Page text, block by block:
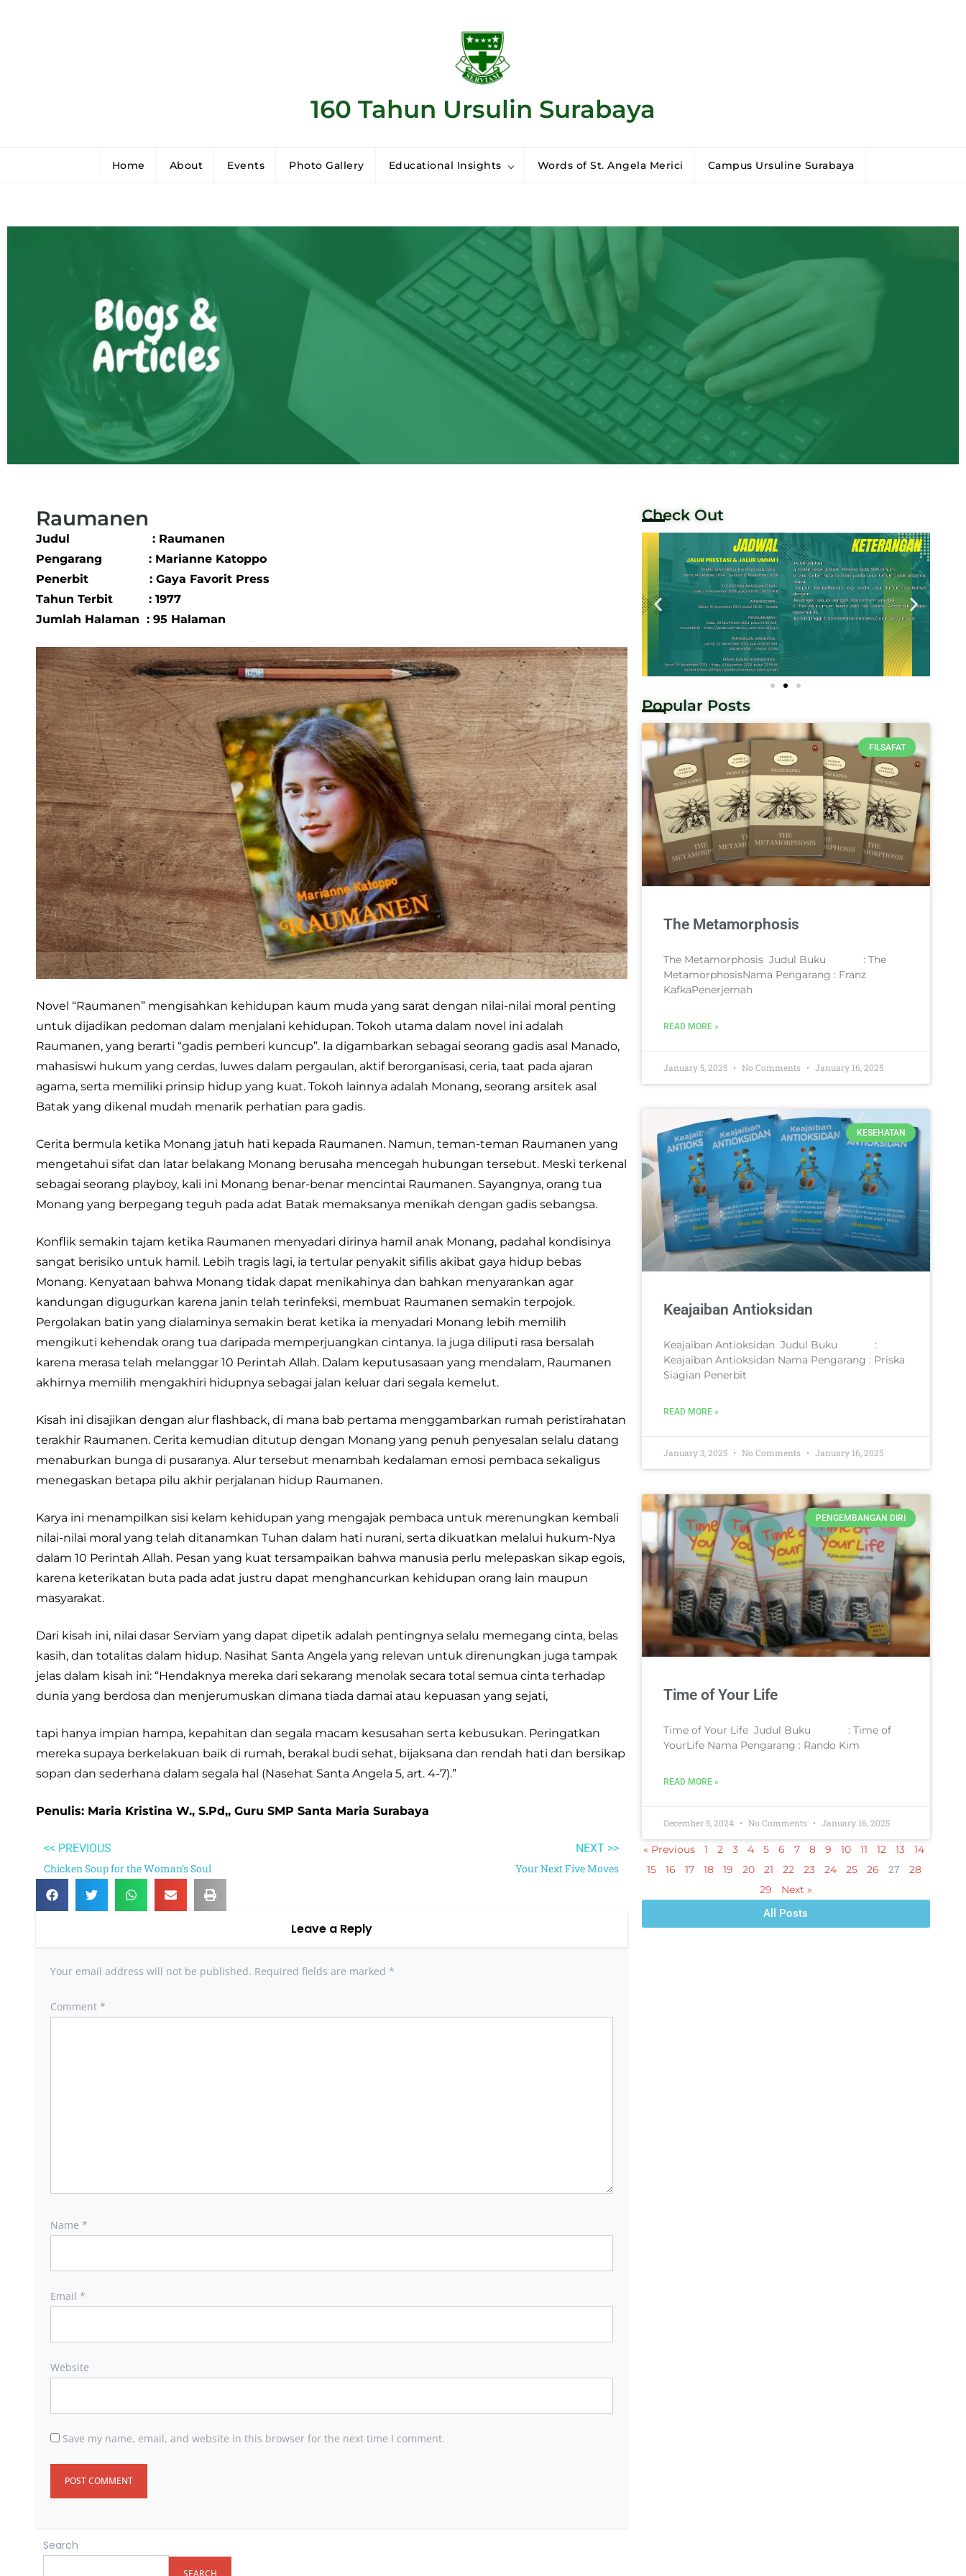
160 Tahun Ursulin Surabaya
Home About Events Photo Gallery Educational Insights Words of St. Angela Merici Campus Ursuline Surabaya
Raumanen
Judul : Raumanen
Pengarang : Marianne Katoppo
Penerbit : Gaya Favorit Press
Tahun Terbit : 1977
Jumlah Halaman : 95 Halaman
Novel “Raumanen” mengisahkan kehidupan kaum muda yang sarat dengan nilai-nilai moral penting
untuk dijadikan pedoman dalam menjalani kehidupan. Tokoh utama dalam novel ini adalah
Raumanen, yang berarti “gadis pemberi kuncup”. Ia digambarkan sebagai seorang gadis asal Manado,
mahasiswi hukum yang cerdas, luwes dalam pergaulan, aktif berorganisasi, ceria, taat pada ajaran
agama, serta memiliki prinsip hidup yang kuat. Tokoh lainnya adalah Monang, seorang arsitek asal
Batak yang dikenal mudah menarik perhatian para gadis.
Cerita bermula ketika Monang jatuh hati kepada Raumanen. Namun, teman-teman Raumanen yang
mengetahui sifat dan latar belakang Monang berusaha mencegah hubungan tersebut. Meski terkenal
sebagai seorang playboy, kali ini Monang benar-benar mencintai Raumanen. Sayangnya, orang tua
Monang yang berpegang teguh pada adat Batak memaksanya menikah dengan gadis sebangsa.
Konflik semakin tajam ketika Raumanen menyadari dirinya hamil anak Monang, padahal kondisinya
sangat berisiko untuk hamil. Lebih tragis lagi, ia tertular penyakit sifilis akibat gaya hidup bebas
Monang. Kenyataan bahwa Monang tidak dapat menikahinya dan bahkan menyarankan agar
kandungan digugurkan karena janin telah terinfeksi, membuat Raumanen semakin terpojok.
Pergolakan batin yang dialaminya semakin berat ketika ia menyadari Monang lebih memilih
mengikuti kehendak orang tua daripada memperjuangkan cintanya. Ia juga diliputi rasa bersalah
karena merasa telah melanggar 10 Perintah Allah. Dalam keputusasaan yang mendalam, Raumanen
akhirnya memilih mengakhiri hidupnya sebagai jalan keluar dari segala kemelut.
Kisah ini disajikan dengan alur flashback, di mana bab pertama menggambarkan rumah peristirahatan
terakhir Raumanen. Cerita kemudian ditutup dengan Monang yang penuh penyesalan selalu datang
menaburkan bunga di pusaranya. Alur tersebut menambah kedalaman emosi pembaca sekaligus
menegaskan betapa pilu akhir perjalanan hidup Raumanen.
Karya ini menampilkan sisi kelam kehidupan yang mengajak pembaca untuk merenungkan kembali
nilai-nilai moral yang telah ditanamkan Tuhan dalam hati nurani, serta dikuatkan melalui hukum-Nya
dalam 10 Perintah Allah. Pesan yang kuat tersampaikan bahwa manusia perlu melepaskan sikap egois,
karena keterikatan buta pada adat justru dapat menghancurkan kehidupan orang lain maupun
masyarakat.
Dari kisah ini, nilai dasar Serviam yang dapat dipetik adalah pentingnya selalu memegang cinta, belas
kasih, dan totalitas dalam hidup. Nasihat Santa Angela yang relevan untuk direnungkan juga tampak
jelas dalam kisah ini: “Hendaknya mereka dari sekarang menolak secara total semua cinta terhadap
dunia yang berdosa dan menjerumuskan dimana tiada damai atau kepuasan yang sejati,
tapi hanya impian hampa, kepahitan dan segala macam kesusahan serta kebusukan. Peringatkan
mereka supaya berkelakuan baik di rumah, berakal budi sehat, bijaksana dan rendah hati dan bersikap
sopan dan sederhana dalam segala hal (Nasehat Santa Angela 5, art. 4-7).”
Penulis: Maria Kristina W., S.Pd,, Guru SMP Santa Maria Surabaya
<< PREVIOUS
Chicken Soup for the Woman’s Soul
NEXT >>
Your Next Five Moves
Leave a Reply
Your email address will not be published. Required fields are marked *
Comment *
Name *
Email *
Website
Save my name, email, and website in this browser for the next time I comment.
Search
Check Out
Popular Posts
FILSAFAT
The Metamorphosis
The Metamorphosis Judul Buku : The
MetamorphosisNama Pengarang : Franz
KafkaPenerjemah
READ MORE »
January 5, 2025 No Comments January 16, 2025
KESEHATAN
Keajaiban Antioksidan
Keajaiban Antioksidan Judul Buku :
Keajaiban Antioksidan Nama Pengarang : Priska
Siagian Penerbit
READ MORE »
January 3, 2025 No Comments January 16, 2025
PENGEMBANGAN DIRI
Time of Your Life
Time of Your Life Judul Buku : Time of
YourLife Nama Pengarang : Rando Kim
READ MORE »
December 5, 2024 No Comments January 16, 2025
« Previous 1 2 3 4 5 6 7 8 9 10 11 12 13
14
15
16 17 18 19 20 21 22 23 24 25 26 27
28
29
Next »
All Posts